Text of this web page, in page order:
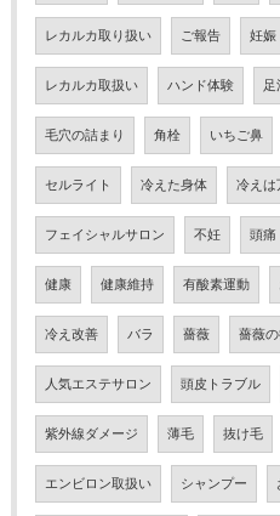
レカルカ取り扱い ご報告 妊娠
レカルカ取扱い ハンド体験 足
毛穴の詰まり 角栓 いちご鼻
セルライト 冷えた身体 冷えは
フェイシャルサロン 不妊 頭痛
健康 健康維持 有酸素運動
冷え改善 バラ 薔薇 薔薇
人気エステサロン 頭皮トラブル
紫外線ダメージ 薄毛 抜け毛
エンビロン取扱い シャンプー